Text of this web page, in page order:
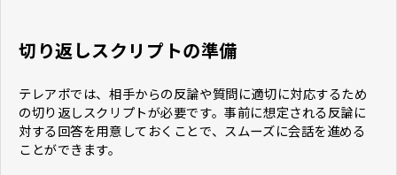
切り返しスクリプトの準備
テレアポでは、相手からの反論や質問に適切に対応するため
の切り返しスクリプトが必要です。事前に想定される反論に
対する回答を用意しておくことで、スムーズに会話を進める
ことができます。